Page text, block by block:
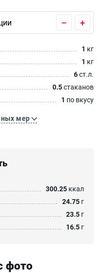
– +
1 кг
1 кг
6ст.л.
0.5стаканов
1 по вкусу
мер
300.25 ккал
24.75 г
23.5 г
16.5 г
фото